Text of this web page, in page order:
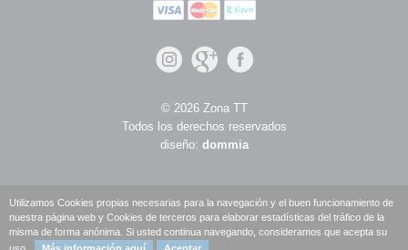
© 2026 Zona TT
Todos los derechos reservados
diseño: dommia
Utilizamos Cookies propias necesarias para la navegación y el buen funcionamiento de
nuestra página web y Cookies de terceros para elaborar estadísticas del tráfico de la
misma de forma anónima. Si usted continua navegando, consideramos que acepta su